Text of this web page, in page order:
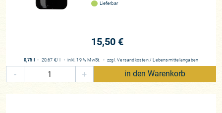
Lieferbar
15,50 €
0,75 l ・ 20,67 €/ l ・inkl. 19 % MwSt. ・ zzgl.Versandkosten / Lebensmittelangaben
- + in den Warenkorb